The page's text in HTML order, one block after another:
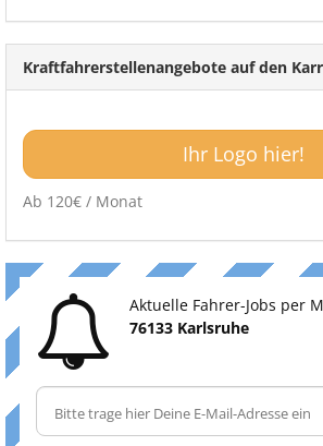
Kraftfahrerstellenangebote auf den
Ihr Logo hier!
Ab 120€ / Monat
Aktuelle Fahrer-Jobs per
76133 Karlsruhe